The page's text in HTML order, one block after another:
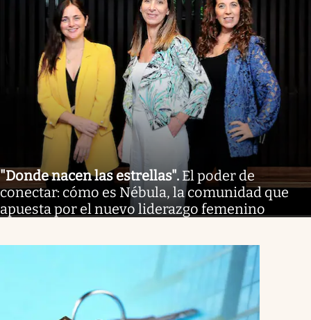
"Donde nacen las estrellas". El poder de
conectar: cómo es Nébula, la comunidad que
apuesta por el nuevo liderazgo femenino